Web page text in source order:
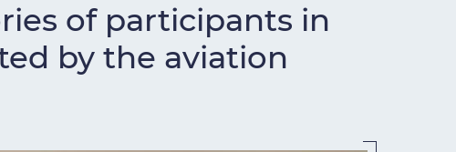
of participants in
by the aviation